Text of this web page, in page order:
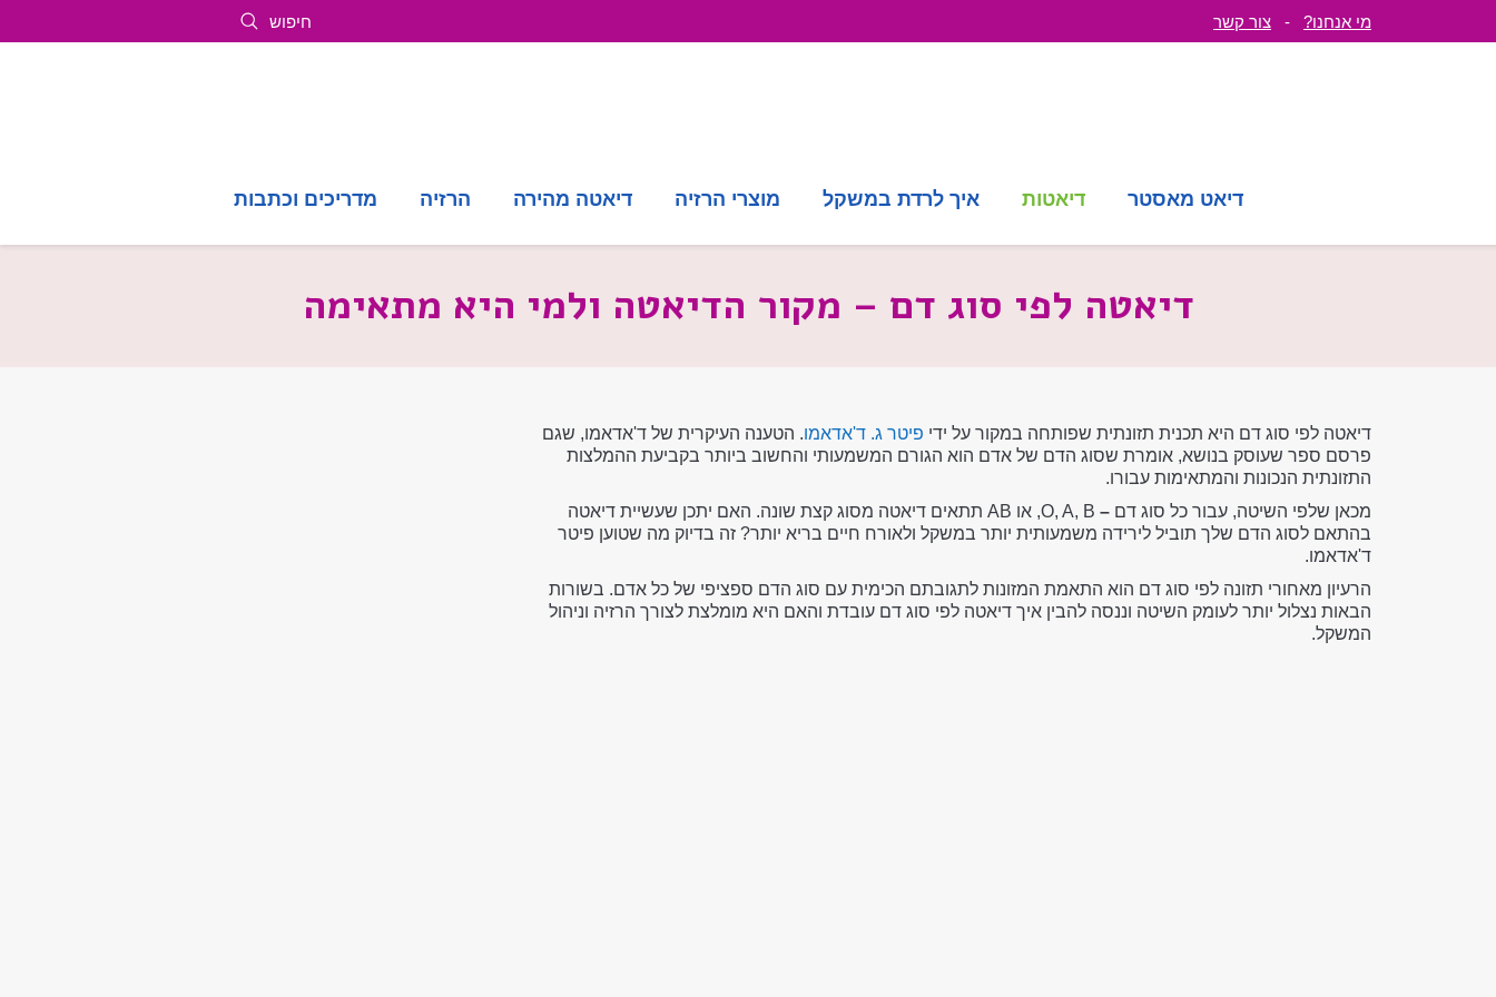
מי אנחנו? - צור קשר חיפוש
דיאט מאסטר דיאטות איך לרדת במשקל מוצרי הרזיה דיאטה מהירה הרזיה מדריכים וכתבות
דיאטה לפי סוג דם – מקור הדיאטה ולמי היא מתאימה
דיאטה לפי סוג דם היא תכנית תזונתית שפותחה במקור על ידי פיטר ג. ד'אדאמו. הטענה העיקרית של ד'אדאמו, שגם
פרסם ספר שעוסק בנושא, אומרת שסוג הדם של אדם הוא הגורם המשמעותי והחשוב ביותר בקביעת ההמלצות
התזונתית הנכונות והמתאימות עבורו.
מכאן שלפי השיטה, עבור כל סוג דם –
O, A, B, או AB תתאים דיאטה מסוג קצת שונה. האם יתכן שעשיית דיאטה
בהתאם לסוג הדם שלך תוביל לירידה משמעותית יותר במשקל ולאורח חיים בריא יותר? זה בדיוק מה שטוען פיטר
ד'אדאמו.
הרעיון מאחורי תזונה לפי סוג דם הוא התאמת המזונות לתגובתם הכימית עם סוג הדם ספציפי של כל אדם. בשורות
הבאות נצלול יותר לעומק השיטה וננסה להבין איך דיאטה לפי סוג דם עובדת והאם היא מומלצת לצורך הרזיה וניהול
המשקל.